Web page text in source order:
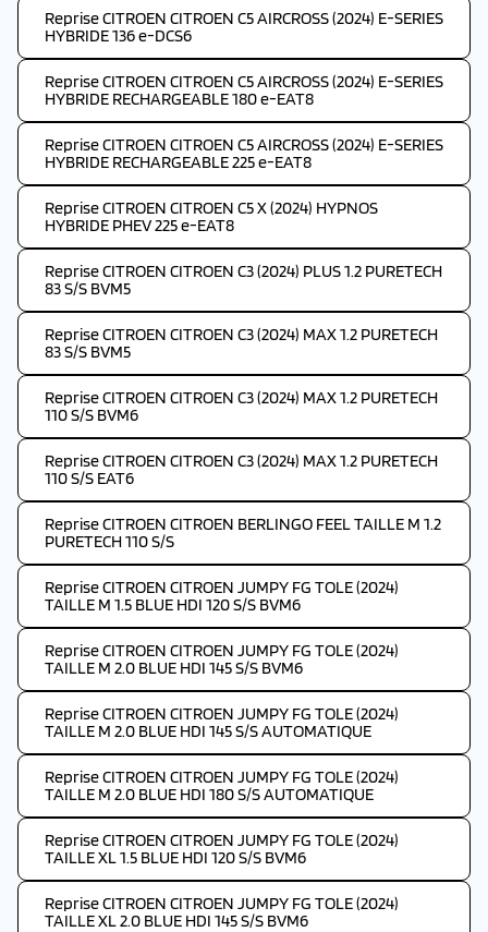
Reprise CITROEN CITROEN C5 AIRCROSS (2024) E-SERIES
HYBRIDE 136 e-DCS6
Reprise CITROEN CITROEN C5 AIRCROSS (2024) E-SERIES
HYBRIDE RECHARGEABLE 180 e-EAT8
Reprise CITROEN CITROEN C5 AIRCROSS (2024) E-SERIES
HYBRIDE RECHARGEABLE 225 e-EAT8
Reprise CITROEN CITROEN C5 X (2024) HYPNOS
HYBRIDE PHEV 225 e-EAT8
Reprise CITROEN CITROEN C3 (2024) PLUS 1.2 PURETECH
83 S/S BVM5
Reprise CITROEN CITROEN C3 (2024) MAX 1.2 PURETECH
83 S/S BVM5
Reprise CITROEN CITROEN C3 (2024) MAX 1.2 PURETECH
110 S/S BVM6
Reprise CITROEN CITROEN C3 (2024) MAX 1.2 PURETECH
110 S/S EAT6
Reprise CITROEN CITROEN BERLINGO FEEL TAILLE M 1.2
PURETECH 110 S/S
Reprise CITROEN CITROEN JUMPY FG TOLE (2024)
TAILLE M 1.5 BLUE HDI 120 S/S BVM6
Reprise CITROEN CITROEN JUMPY FG TOLE (2024)
TAILLE M 2.0 BLUE HDI 145 S/S BVM6
Reprise CITROEN CITROEN JUMPY FG TOLE (2024)
TAILLE M 2.0 BLUE HDI 145 S/S AUTOMATIQUE
Reprise CITROEN CITROEN JUMPY FG TOLE (2024)
TAILLE M 2.0 BLUE HDI 180 S/S AUTOMATIQUE
Reprise CITROEN CITROEN JUMPY FG TOLE (2024)
TAILLE XL 1.5 BLUE HDI 120 S/S BVM6
Reprise CITROEN CITROEN JUMPY FG TOLE (2024)
TAILLE XL 2.0 BLUE HDI 145 S/S BVM6